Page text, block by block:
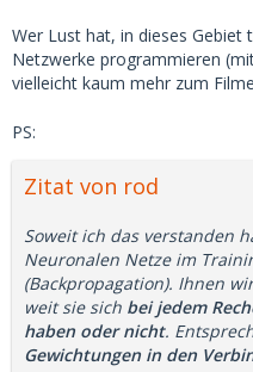
Wer Lust hat, in dieses Gebiet
Netzwerke programmieren
vielleicht kaum mehr zum
PS:
Zitat von rod
Soweit ich das verstanden
Neuronalen Netze im
(Backpropagation). Ihnen
weit sie sich bei jedem
haben oder nicht.
Gewichtungen in den